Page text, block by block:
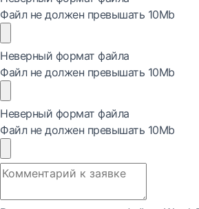
Файл не должен превышать 10Mb
Неверный формат файла
Файл не должен превышать 10Mb
Неверный формат файла
Файл не должен превышать 10Mb